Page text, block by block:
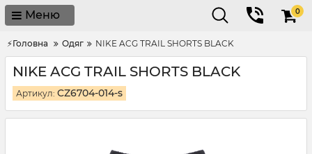
Меню 0
⚡Головна Одяг NIKE ACG TRAIL SHORTS BLACK
NIKE ACG TRAIL SHORTS BLACK
Артикул: CZ6704-014-s